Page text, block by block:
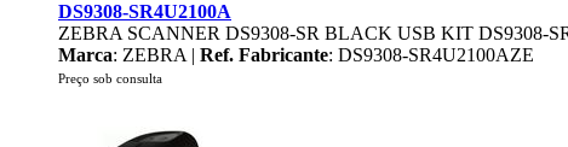
DS9308-SR4U2100A
ZEBRA SCANNER DS9308-SR BLACK USB KIT DS9308-
Marca: ZEBRA | Ref. Fabricante: DS9308-SR4U2100AZE
Preço sob consulta